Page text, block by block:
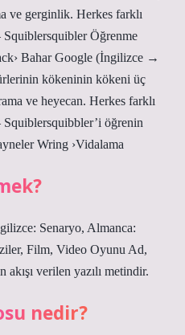
ve gerginlik. Herkes farklı
Squiblersquibler Öğrenme
Bahar Google (İngilizce →
kökeninin kökeni üç
ve heyecan. Herkes farklı
Squiblersquibbler’i öğrenin
Wring ›Vidalama
Senaryo, Almanca:
Film, Video Oyunu Ad,
akışı verilen yazılı metindir.
nedir?